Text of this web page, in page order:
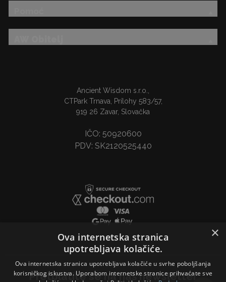
Ancient Wisdom s.r.o.,
CTPark Trnava, Prílohy 583/57,
919 26 Zavar, Slovačka
IČO: 50920600
PDV: SK2120525440
Pretplatite se na naš newsletter
×
Ova internetska stranica
upotrebljava kolačiće.
Ova internetska stranica upotrebljava kolačiće u svrhe poboljšanja
korisničkog iskustva. Uporabom internetske stranice prihvaćate sve